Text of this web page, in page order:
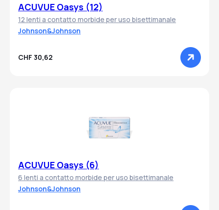
ACUVUE Oasys (12)
12 lenti a contatto morbide per uso bisettimanale
Johnson&Johnson
CHF 30,62
ACUVUE Oasys (6)
6 lenti a contatto morbide per uso bisettimanale
Johnson&Johnson